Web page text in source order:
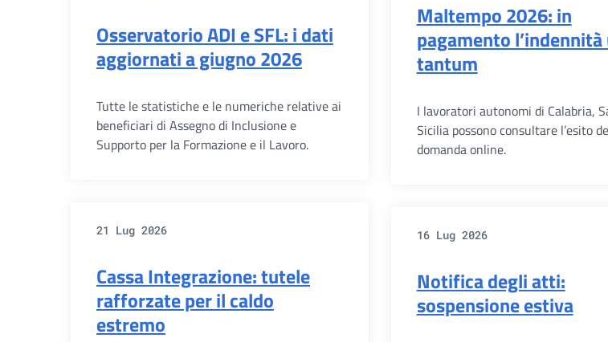
Osservatorio ADI e SFL: i dati
aggiornati a giugno 2026
Tutte le statistiche e le numeriche relative ai
beneficiari di Assegno di Inclusione e
Supporto per la Formazione e il Lavoro.
Maltempo 2026: in
pagamento l’indennità
tantum
I lavoratori autonomi di Calabria,
Sicilia possono consultare l’esito
domanda online.
21 Lug 2026
Cassa Integrazione: tutele
rafforzate per il caldo
estremo
16 Lug 2026
Notifica degli atti:
sospensione estiva